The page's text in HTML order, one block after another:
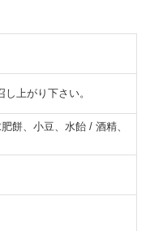
上がり下さい。
餅、小豆、水飴 / 酒精、